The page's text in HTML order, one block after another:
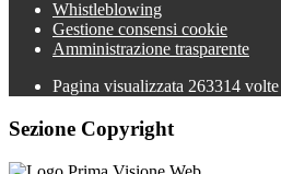
Whistleblowing
Gestione consensi cookie
Amministrazione trasparente
Pagina visualizzata 263314 volte
Sezione Copyright